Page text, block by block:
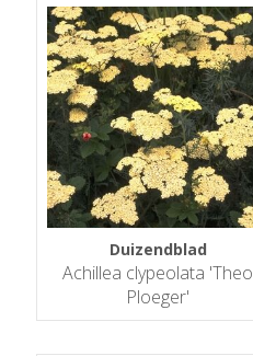
Duizendblad
Achillea clypeolata 'Theo
Ploeger'